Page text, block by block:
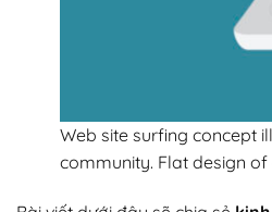
Web site surfing concept
community. Flat design